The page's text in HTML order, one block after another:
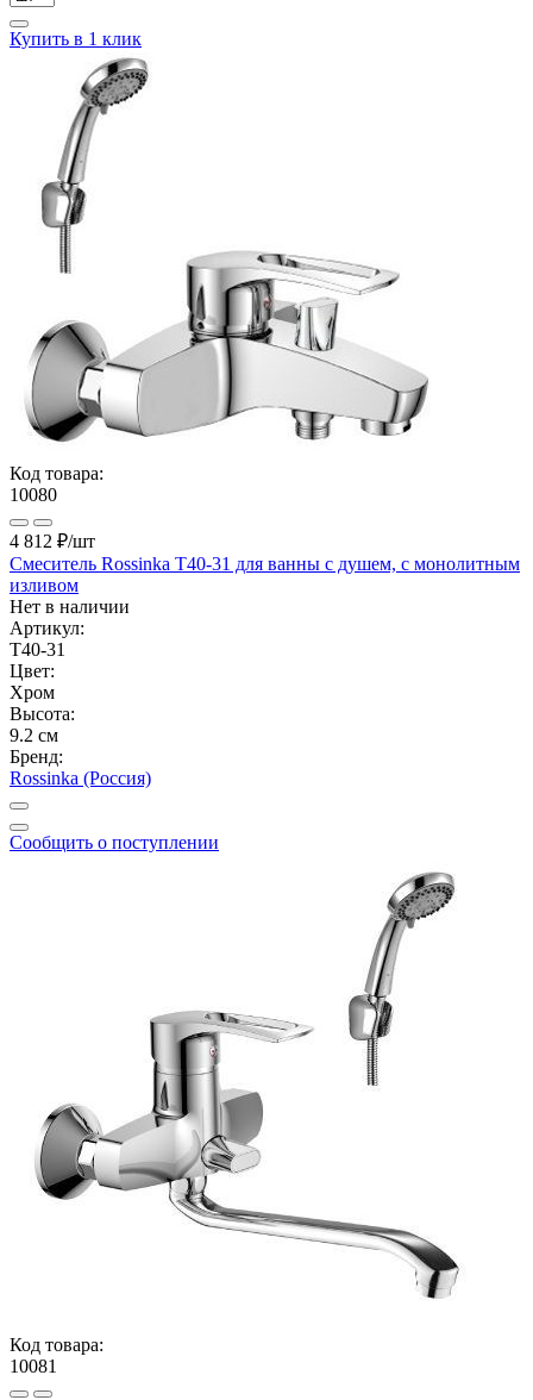
Купить в 1 клик
Код товара:
10080
4 812 ₽/шт
Смеситель Rossinka Т40-31 для ванны с душем, с монолитным
изливом
Нет в наличии
Артикул:
Т40-31
Цвет:
Хром
Высота:
9.2 см
Бренд:
Rossinka (Россия)
Сообщить о поступлении
Код товара:
10081